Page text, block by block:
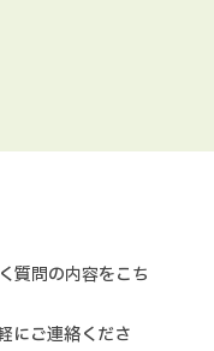
質問の内容をこち
にご連絡くださ